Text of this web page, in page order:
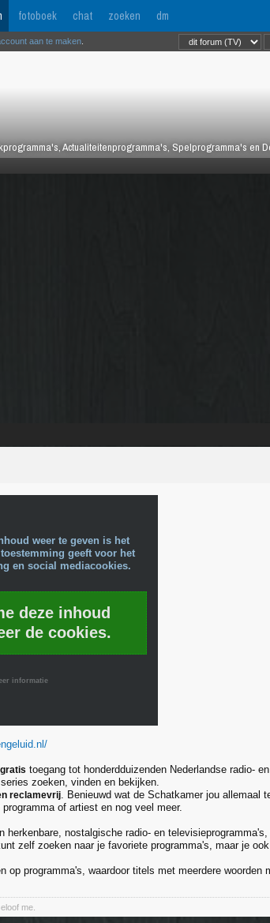
fotoboek chat zoeken dm
Actualiteitenprogramma's, Spelprogramma's en
aan te maken
weer te geven is het
geeft voor het
en social mediacookies.
deze inhoud
de cookies.
informatie
gratis toegang tot honderdduizenden Nederlandse radio-
zoeken, vinden en bekijken.
reclamevrij. Benieuwd wat de Schatkamer jou allemaal
of artiest en nog veel meer.
herkenbare, nostalgische radio- en
zelf zoeken naar je favoriete programma's, maar je
op programma's, waardoor titels met meerdere woorden
me.